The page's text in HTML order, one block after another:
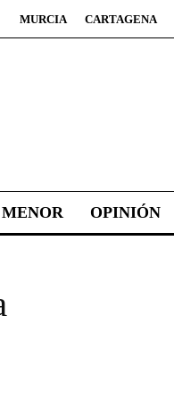
MURCIA CARTAGENA
OPINIÓN